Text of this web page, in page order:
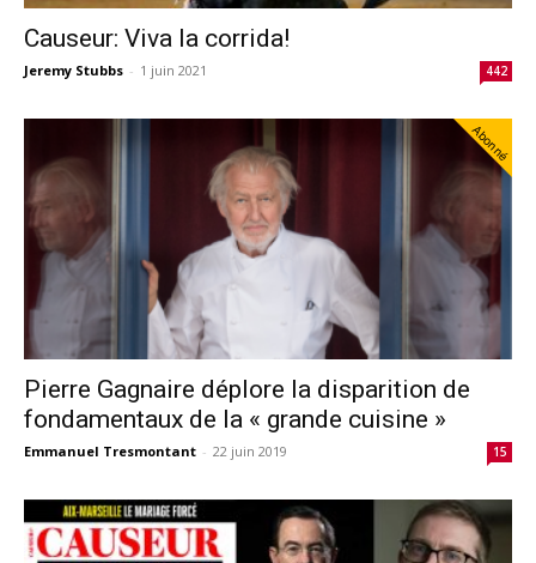
Causeur: Viva la corrida!
Jeremy Stubbs - 1 juin 2021 442
Abonné
Pierre Gagnaire déplore la disparition de
fondamentaux de la « grande cuisine »
Emmanuel Tresmontant - 22 juin 2019 15